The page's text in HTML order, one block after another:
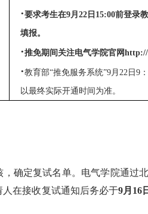
·要求考生在9月22 日 15:00前登录
填报。
·推免期间 关注电气学院官网http://
·教育部“推免服务系统”9月22 日9
以最终实际开通时间为准。
， 确定复试名单。电气学院通过
人在接收复试通知后务必于9月 16